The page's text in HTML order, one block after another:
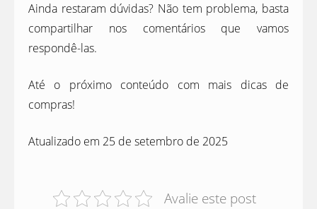
Ainda restaram dúvidas? Não tem problema, basta
compartilhar nos comentários que vamos
respondê-las.
Até o próximo conteúdo com mais dicas de
compras!
Atualizado em 25 de setembro de 2025
Avalie este post